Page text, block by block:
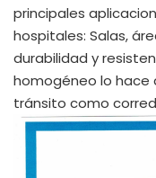
principales
hospitales: Salas,
durabilidad y
homogéneo lo hace
tránsito como